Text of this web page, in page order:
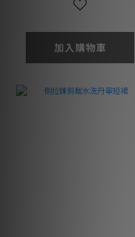
加入購物車